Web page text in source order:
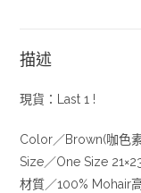
描述
現貨：Last 1 !
Color／Brown(咖色
Size／One Size
材質／100% Mohair